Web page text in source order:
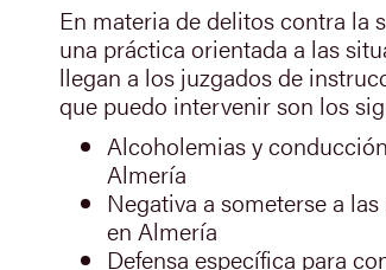
En materia de delitos contra la
una práctica orientada a las
llegan a los juzgados de
que puedo intervenir son los
Alcoholemias y
Almería
Negativa a someterse a
en Almería
Defensa específica para